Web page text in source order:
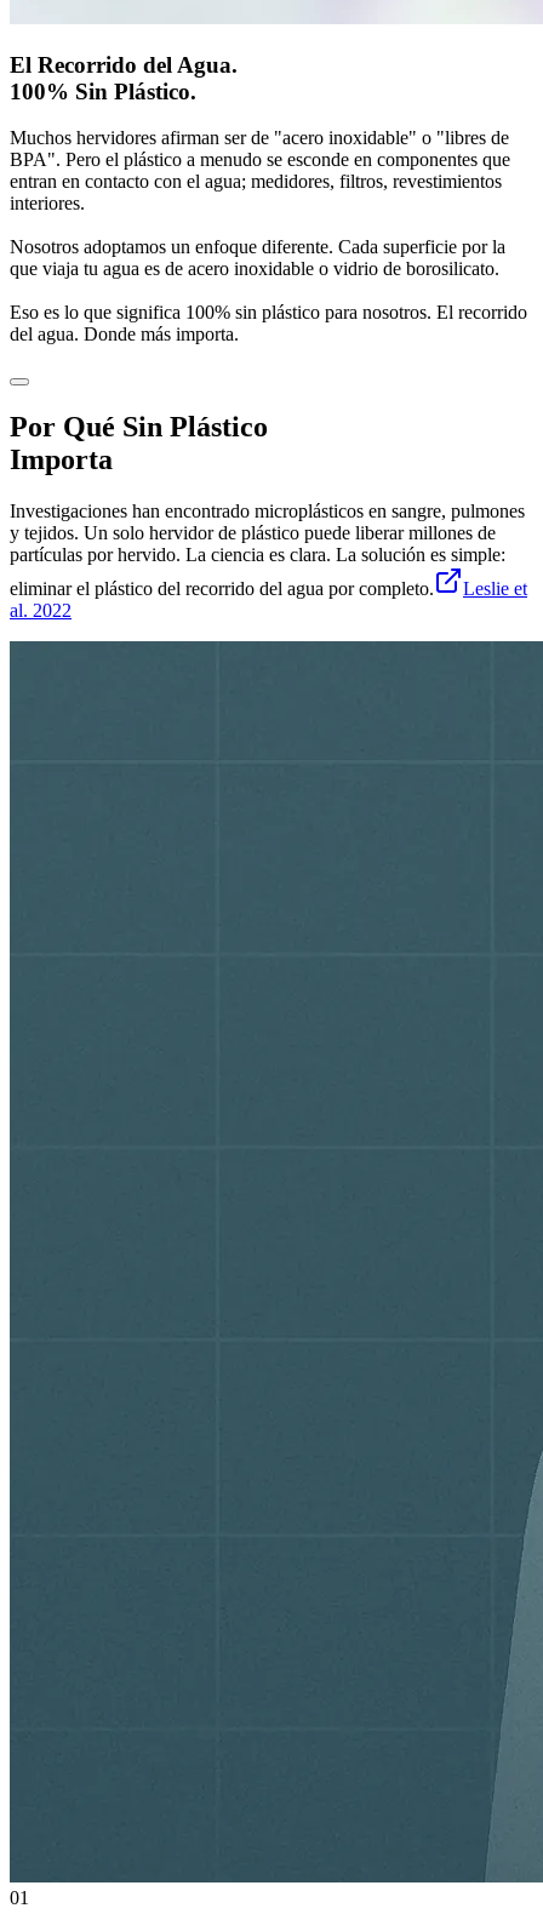
El Recorrido del Agua.
100% Sin Plástico.
Muchos hervidores afirman ser de "acero inoxidable" o "libres de
BPA". Pero el plástico a menudo se esconde en componentes que
entran en contacto con el agua; medidores, filtros, revestimientos
interiores.
Nosotros adoptamos un enfoque diferente. Cada superficie por la
que viaja tu agua es de acero inoxidable o vidrio de borosilicato.
Eso es lo que significa 100% sin plástico para nosotros. El recorrido
del agua. Donde más importa.
Por Qué Sin Plástico
Importa
Investigaciones han encontrado microplásticos en sangre, pulmones
y tejidos. Un solo hervidor de plástico puede liberar millones de
partículas por hervido. La ciencia es clara. La solución es simple:
eliminar el plástico del recorrido del agua por completo.
Leslie et
al. 2022
01